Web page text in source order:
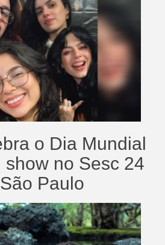
o Dia Mundial
show no Sesc 24
Paulo